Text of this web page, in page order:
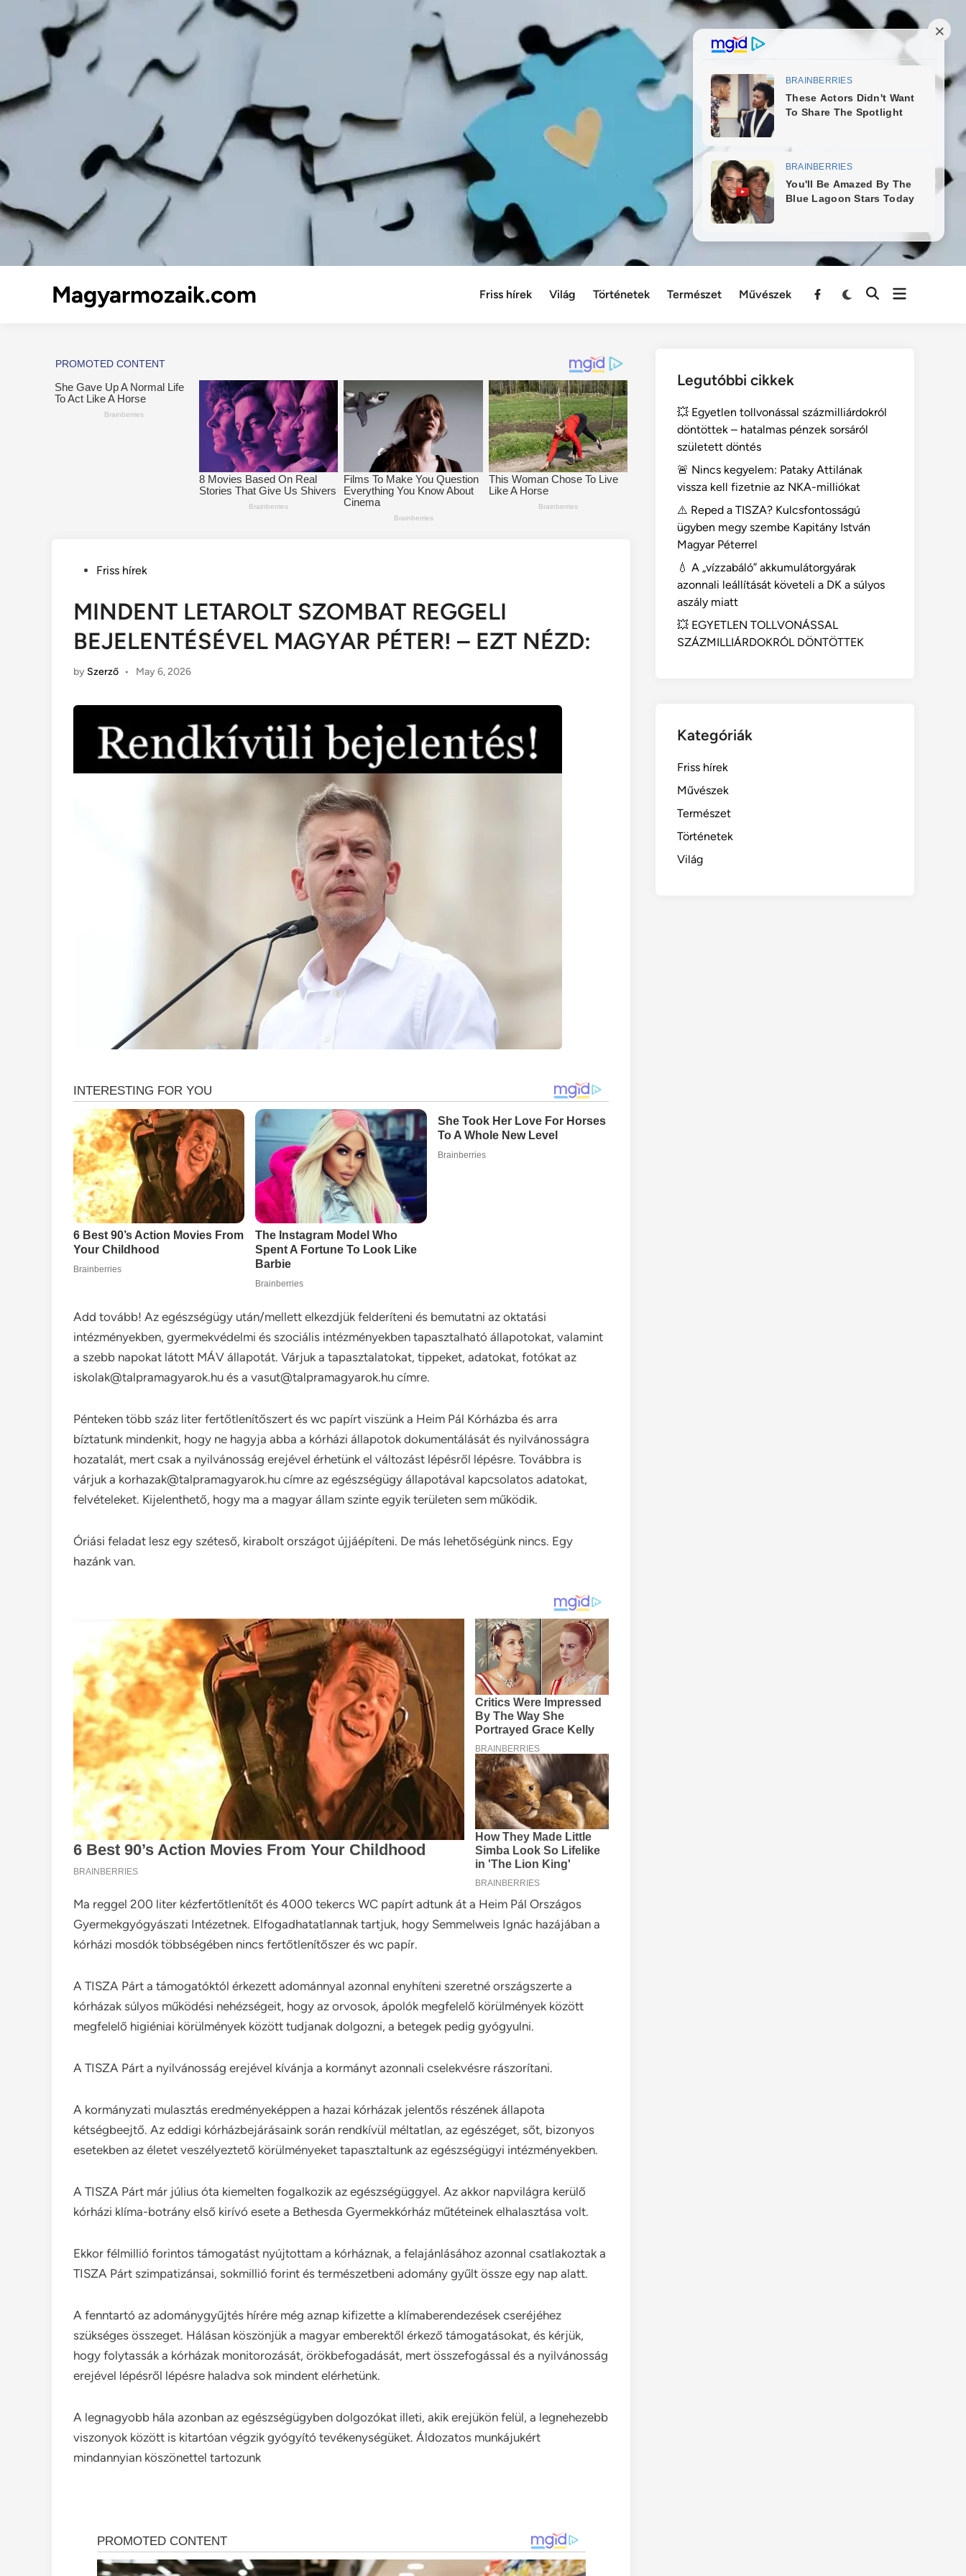
Magyarmozaik.com Friss hírek Világ Történetek Természet Művészek
Menu
PostedFriss hírek
MINDENT LETAROLT SZOMBAT REGGELI
BEJELENTÉSÉVEL MAGYAR PÉTER! – EZT NÉZD:
by Szerző • May 6, 2026
Add tovább! Az egészségügy után/mellett elkezdjük felderíteni és bemutatni az oktatási
intézményekben, gyermekvédelmi és szociális intézményekben tapasztalható állapotokat, valamint
a szebb napokat látott MÁV állapotát. Várjuk a tapasztalatokat, tippeket, adatokat, fotókat az
iskolak@talpramagyarok.hu és a vasut@talpramagyarok.hu címre.
Pénteken több száz liter fertőtlenítőszert és wc papírt viszünk a Heim Pál Kórházba és arra
bíztatunk mindenkit, hogy ne hagyja abba a kórházi állapotok dokumentálását és nyilvánosságra
hozatalát, mert csak a nyilvánosság erejével érhetünk el változást lépésről lépésre. Továbbra is
várjuk a korhazak@talpramagyarok.hu címre az egészségügy állapotával kapcsolatos adatokat,
felvételeket. Kijelenthető, hogy ma a magyar állam szinte egyik területen sem működik.
Óriási feladat lesz egy széteső, kirabolt országot újjáépíteni. De más lehetőségünk nincs. Egy
hazánk van.
Ma reggel 200 liter kézfertőtlenítőt és 4000 tekercs WC papírt adtunk át a Heim Pál Országos
Gyermekgyógyászati Intézetnek. Elfogadhatatlannak tartjuk, hogy Semmelweis Ignác hazájában a
kórházi mosdók többségében nincs fertőtlenítőszer és wc papír.
A TISZA Párt a támogatóktól érkezett adománnyal azonnal enyhíteni szeretné országszerte a
kórházak súlyos működési nehézségeit, hogy az orvosok, ápolók megfelelő körülmények között
megfelelő higiéniai körülmények között tudjanak dolgozni, a betegek pedig gyógyulni.
A TISZA Párt a nyilvánosság erejével kívánja a kormányt azonnali cselekvésre rászorítani.
A kormányzati mulasztás eredményeképpen a hazai kórházak jelentős részének állapota
kétségbeejtő. Az eddigi kórházbejárásaink során rendkívül méltatlan, az egészéget, sőt, bizonyos
esetekben az életet veszélyeztető körülményeket tapasztaltunk az egészségügyi intézményekben.
A TISZA Párt már július óta kiemelten fogalkozik az egészségüggyel. Az akkor napvilágra kerülő
kórházi klíma-botrány első kirívó esete a Bethesda Gyermekkórház műtéteinek elhalasztása volt.
Ekkor félmillió forintos támogatást nyújtottam a kórháznak, a felajánlásához azonnal csatlakoztak a
TISZA Párt szimpatizánsai, sokmillió forint és természetbeni adomány gyűlt össze egy nap alatt.
A fenntartó az adománygyűjtés hírére még aznap kifizette a klímaberendezések cseréjéhez
szükséges összeget. Hálásan köszönjük a magyar emberektől érkező támogatásokat, és kérjük,
hogy folytassák a kórházak monitorozását, örökbefogadását, mert összefogással és a nyilvánosság
erejével lépésről lépésre haladva sok mindent elérhetünk.
A legnagyobb hála azonban az egészségügyben dolgozókat illeti, akik erejükön felül, a legnehezebb
viszonyok között is kitartóan végzik gyógyító tevékenységüket. Áldozatos munkájukért
mindannyian köszönettel tartozunk
Legutóbbi cikkek
💥 Egyetlen tollvonással százmilliárdokról
döntöttek – hatalmas pénzek sorsáról
született döntés
🚨 Nincs kegyelem: Pataky Attilának
vissza kell fizetnie az NKA-milliókat
⚠️ Reped a TISZA? Kulcsfontosságú
ügyben megy szembe Kapitány István
Magyar Péterrel
💧 A „vízzabáló” akkumulátorgyárak
azonnali leállítását követeli a DK a súlyos
aszály miatt
💥 EGYETLEN TOLLVONÁSSAL
SZÁZMILLIÁRDOKRÓL DÖNTÖTTEK
Kategóriák
Friss hírek
Művészek
Természet
Történetek
Világ